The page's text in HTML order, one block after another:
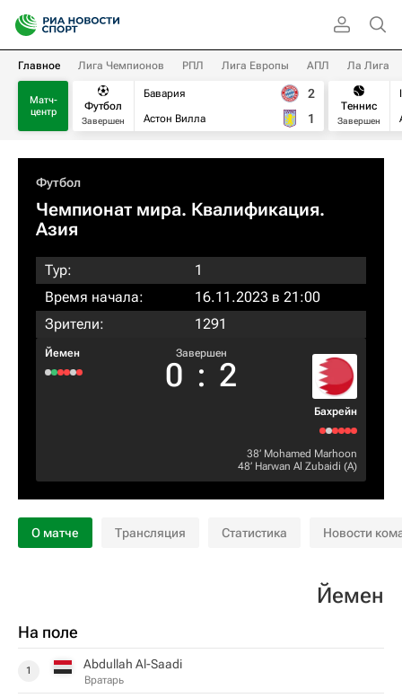
Главное Лига Чемпионов РПЛ Лига Европы АПЛ Ла Лига
Матч-
центр
Футбол
Завершен
Бавария
Астон Вилла
2
1
Теннис
Завершен
Футбол
Чемпионат мира. Квалификация.
Азия
Тур:
1
Время начала:
16.11.2023 в 21:00
Зрители:
1291
Йемен Завершен
0 : 2
Бахрейн
38‎’‎ Mohamed Marhoon
48‎’‎ Harwan Al Zubaidi (А)
О матче Трансляция Статистика Новости
Йемен
На поле
1 Abdullah Al-Saadi
Вратарь